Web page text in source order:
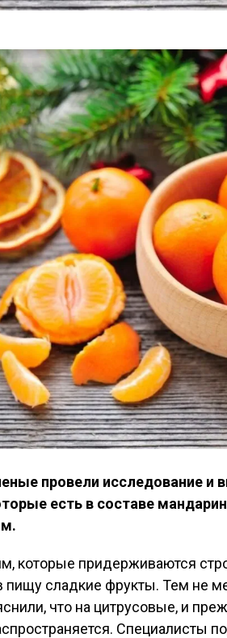
провели исследование и
есть в составе
которые придерживаются
пищу сладкие фрукты. Тем не
что на цитрусовые, и
Специалисты